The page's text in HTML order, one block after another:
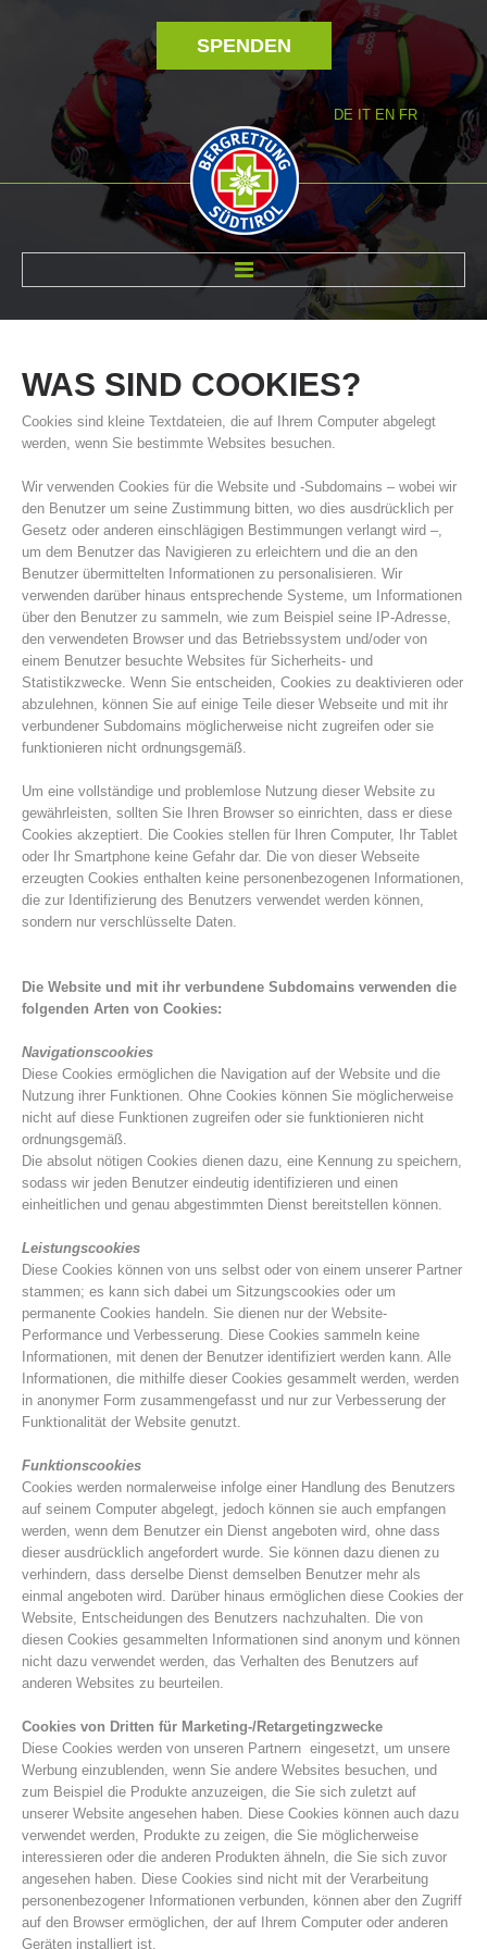
SPENDEN
DE IT EN FR
Vereinsgeschichte
Bergrettungsstellen
Vorstand
WAS SIND COOKIES?
Cookies sind kleine Textdateien, die auf Ihrem Computer abgelegt
werden, wenn Sie bestimmte Websites besuchen.
Wir verwenden Cookies für die Website und -Subdomains – wobei wir
den Benutzer um seine Zustimmung bitten, wo dies ausdrücklich per
Gesetz oder anderen einschlägigen Bestimmungen verlangt wird –,
um dem Benutzer das Navigieren zu erleichtern und die an den
Benutzer übermittelten Informationen zu personalisieren. Wir
verwenden darüber hinaus entsprechende Systeme, um Informationen
über den Benutzer zu sammeln, wie zum Beispiel seine IP-Adresse,
den verwendeten Browser und das Betriebssystem und/oder von
einem Benutzer besuchte Websites für Sicherheits- und
Statistikzwecke. Wenn Sie entscheiden, Cookies zu deaktivieren oder
abzulehnen, können Sie auf einige Teile dieser Webseite und mit ihr
verbundener Subdomains möglicherweise nicht zugreifen oder sie
funktionieren nicht ordnungsgemäß.
Um eine vollständige und problemlose Nutzung dieser Website zu
gewährleisten, sollten Sie Ihren Browser so einrichten, dass er diese
Cookies akzeptiert. Die Cookies stellen für Ihren Computer, Ihr Tablet
oder Ihr Smartphone keine Gefahr dar. Die von dieser Webseite
erzeugten Cookies enthalten keine personenbezogenen Informationen,
die zur Identifizierung des Benutzers verwendet werden können,
sondern nur verschlüsselte Daten.
Die Website und mit ihr verbundene Subdomains verwenden die
folgenden Arten von Cookies:
Navigationscookies
Diese Cookies ermöglichen die Navigation auf der Website und die
Nutzung ihrer Funktionen. Ohne Cookies können Sie möglicherweise
nicht auf diese Funktionen zugreifen oder sie funktionieren nicht
ordnungsgemäß.
Die absolut nötigen Cookies dienen dazu, eine Kennung zu speichern,
sodass wir jeden Benutzer eindeutig identifizieren und einen
einheitlichen und genau abgestimmten Dienst bereitstellen können.
Leistungscookies
Diese Cookies können von uns selbst oder von einem unserer Partner
stammen; es kann sich dabei um Sitzungscookies oder um
permanente Cookies handeln. Sie dienen nur der Website-
Performance und Verbesserung. Diese Cookies sammeln keine
Informationen, mit denen der Benutzer identifiziert werden kann. Alle
Informationen, die mithilfe dieser Cookies gesammelt werden, werden
in anonymer Form zusammengefasst und nur zur Verbesserung der
Funktionalität der Website genutzt.
Funktionscookies
Cookies werden normalerweise infolge einer Handlung des Benutzers
auf seinem Computer abgelegt, jedoch können sie auch empfangen
werden, wenn dem Benutzer ein Dienst angeboten wird, ohne dass
dieser ausdrücklich angefordert wurde. Sie können dazu dienen zu
verhindern, dass derselbe Dienst demselben Benutzer mehr als
einmal angeboten wird. Darüber hinaus ermöglichen diese Cookies der
Website, Entscheidungen des Benutzers nachzuhalten. Die von
diesen Cookies gesammelten Informationen sind anonym und können
nicht dazu verwendet werden, das Verhalten des Benutzers auf
anderen Websites zu beurteilen.
Cookies von Dritten für Marketing-/Retargetingzwecke
Diese Cookies werden von unseren Partnern eingesetzt, um unsere
Werbung einzublenden, wenn Sie andere Websites besuchen, und
zum Beispiel die Produkte anzuzeigen, die Sie sich zuletzt auf
unserer Website angesehen haben. Diese Cookies können auch dazu
verwendet werden, Produkte zu zeigen, die Sie möglicherweise
interessieren oder die anderen Produkten ähneln, die Sie sich zuvor
angesehen haben. Diese Cookies sind nicht mit der Verarbeitung
personenbezogener Informationen verbunden, können aber den Zugriff
auf den Browser ermöglichen, der auf Ihrem Computer oder anderen
Geräten installiert ist.